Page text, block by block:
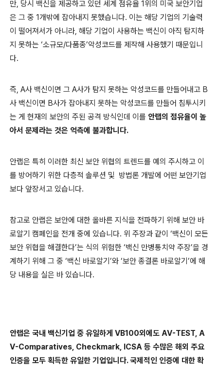
만, 당시 백신을 제공하고 있던 세계 점유율 1위의 미국 보안기업
은 그 중 1개밖에 잡아내지 못했습니다. 이는 해당 기업의 기술력
이 떨어져서가 아니라, 해당 기업이 사용하는 백신이 아직 탐지하
지 못하는 ‘소규모/다품종’악성코드를 제작해 사용했기 때문입니
다.
즉, A사 백신이면 그 A사가 탐지 못하는 악성코드를 만들어내고 B
사 백신이면 B사가 잡아내지 못하는 악성코드를 만들어 침투시키
는 게 현재의 보안의 주된 공격 방식인데 이를 안랩의 점유율이 높
아서 문제라는 것은 억측에 불과합니다.
안랩은 특히 이러한 최신 보안 위협의 트렌드를 예의 주시하고 이
를 방어하기 위한 다층적 솔루션 및 방법론 개발에 어떤 보안기업
보다 앞장서고 있습니다.
참고로 안랩은 보안에 대한 올바른 지식을 전파하기 위해 보안 바
로알기 캠페인을 전개 중에 있습니다. 위 주장과 같이 ‘백신이 모든
보안 위협을 해결한다’는 식의 위험한 ‘백신 만병통치약 주장’을 경
계하기 위해 그 중 ‘백신 바로알기’와 ‘보안 종결론 바로알기’에 해
당 내용을 실은 바 있습니다.
안랩은 국내 백신기업 중 유일하게 VB100외에도 AV-TEST, A
V-Comparatives, Checkmark, ICSA 등 수많은 해외 주요
인증을 모두 획득한 유일한 기업입니다. 국제적인 인증에 대한 확